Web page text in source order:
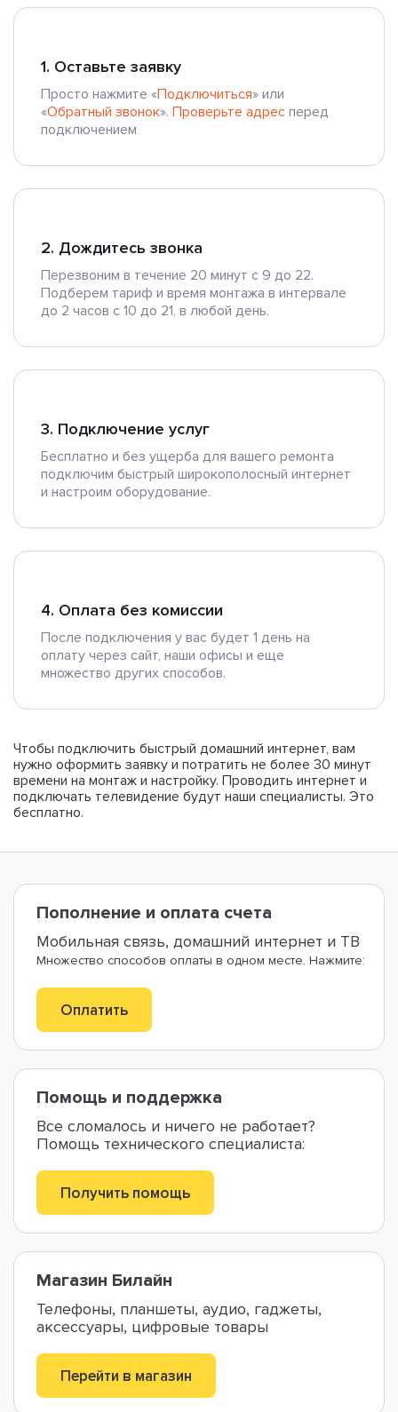
1. Оставьте заявку
Просто нажмите «Подключиться» или
«Обратный звонок». Проверьте адрес перед
подключением
2. Дождитесь звонка
Перезвоним в течение 20 минут с 9 до 22.
Подберем тариф и время монтажа в интервале
до 2 часов с 10 до 21, в любой день.
3. Подключение услуг
Бесплатно и без ущерба для вашего ремонта
подключим быстрый широкополосный интернет
и настроим оборудование.
4. Оплата без комиссии
После подключения у вас будет 1 день на
оплату через сайт, наши офисы и еще
множество других способов.
Чтобы подключить быстрый домашний интернет, вам
нужно оформить заявку и потратить не более 30 минут
времени на монтаж и настройку. Проводить интернет и
подключать телевидение будут наши специалисты. Это
бесплатно.
Пополнение и оплата счета
Мобильная связь, домашний интернет и ТВ
Множество способов оплаты в одном месте. Нажмите:
Оплатить
Помощь и поддержка
Все сломалось и ничего не работает?
Помощь технического специалиста:
Получить помощь
Магазин Билайн
Телефоны, планшеты, аудио, гаджеты,
аксессуары, цифровые товары
Перейти в магазин